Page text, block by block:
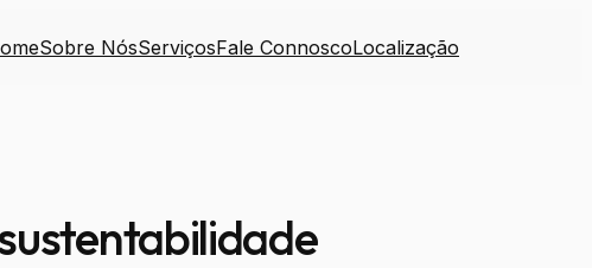
Sobre NósServiçosFale ConnoscoLocalização